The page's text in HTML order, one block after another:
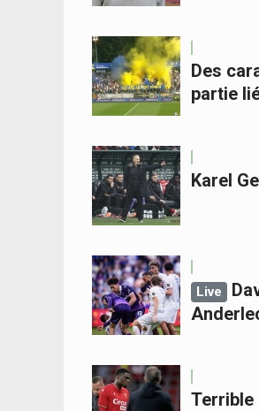
Des
partie
Karel
Live
Terrible